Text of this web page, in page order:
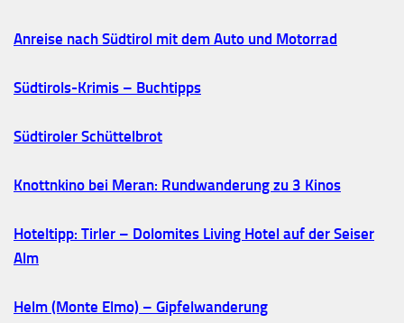
Anreise nach Südtirol mit dem Auto und Motorrad
Südtirols-Krimis – Buchtipps
Südtiroler Schüttelbrot
Knottnkino bei Meran: Rundwanderung zu 3 Kinos
Hoteltipp: Tirler – Dolomites Living Hotel auf der Seiser
Alm
Helm (Monte Elmo) – Gipfelwanderung